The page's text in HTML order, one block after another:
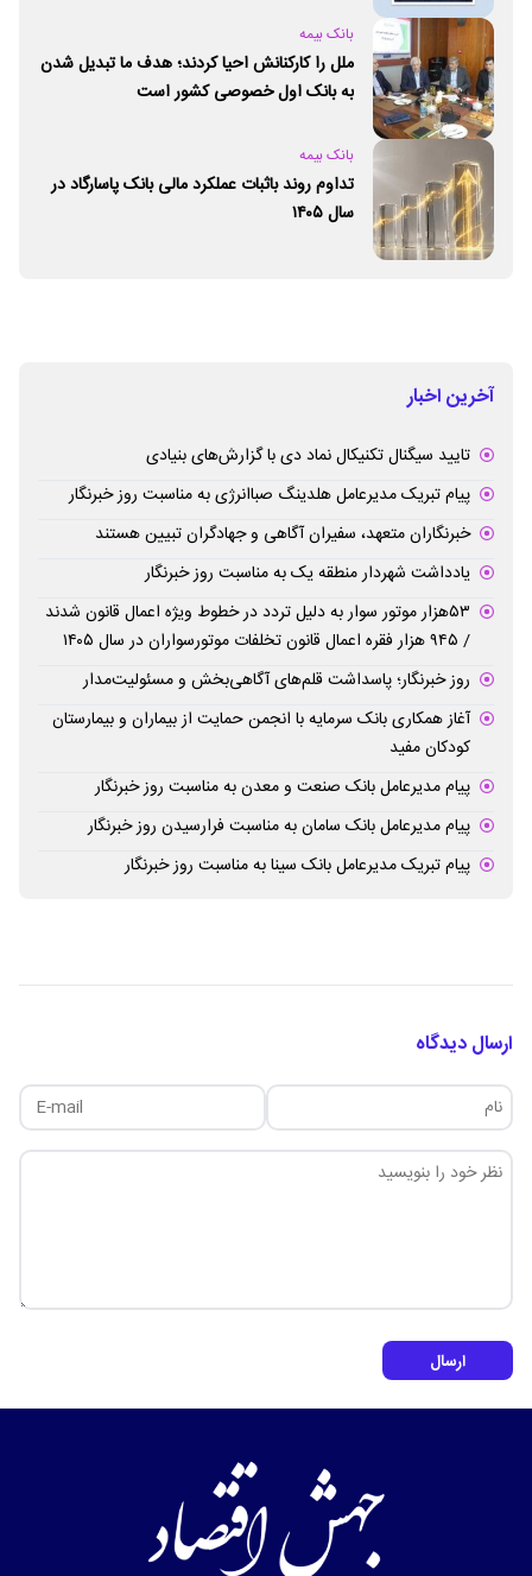
بانک بیمه
ملل را کارکنانش احیا کردند؛ هدف ما تبدیل شدن
به بانک اول خصوصی کشور است
بانک بیمه
تداوم روند باثبات عملکرد مالی بانک پاسارگاد در
سال ۱۴۰۵
آخرین اخبار
تایید سیگنال تکنیکال نماد دی با گزارش‌های بنیادی
پیام تبریک مدیرعامل هلدینگ صباانرژی به مناسبت روز خبرنگار
خبرنگاران متعهد، سفیران آگاهی و جهادگران تبیین هستند
یادداشت شهردار منطقه یک به مناسبت روز خبرنگار
۵۳هزار موتور سوار به دلیل تردد در خطوط ویژه اعمال قانون شدند
/ ۹۴۵ هزار فقره اعمال قانون تخلفات موتورسواران در سال ۱۴۰۵
روز خبرنگار؛ پاسداشت قلم‌های آگاهی‌بخش و مسئولیت‌مدار
آغاز همکاری بانک سرمایه با انجمن حمایت از بیماران و بیمارستان
کودکان مفید
پیام مدیرعامل بانک صنعت و معدن به مناسبت روز خبرنگار
پیام مدیرعامل بانک سامان به مناسبت فرارسیدن روز خبرنگار
پیام تبریک مدیرعامل بانک سینا به مناسبت روز خبرنگار
ارسال دیدگاه
ارسال